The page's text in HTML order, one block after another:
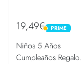
19,49€ PRIME
PRIME
Niños 5 Años
Cumpleaños Regalo